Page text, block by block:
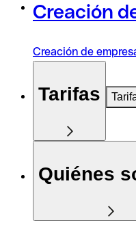
Creación
Creación de
Tarifas
Quiénes